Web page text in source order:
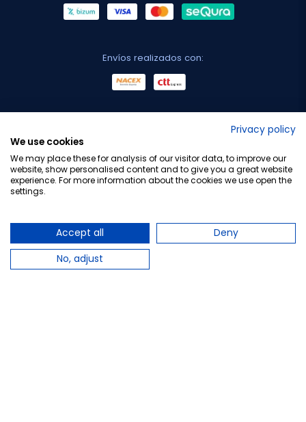
Envíos realizados con:
Privacy policy
We use cookies
We may place these for analysis of our visitor data, to improve our
website, show personalised content and to give you a great website
experience. For more information about the cookies we use open the
settings.
Accept all
Deny
No, adjust